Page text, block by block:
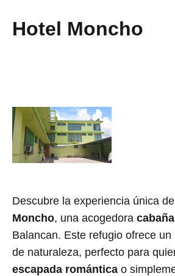
Hotel Moncho
Descubre la experiencia única
Moncho, una acogedora cabaña
Balancan. Este refugio ofrece
de naturaleza, perfecto para
escapada romántica o